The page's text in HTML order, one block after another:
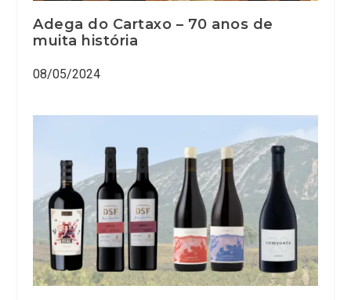
Adega do Cartaxo – 70 anos de
muita história
08/05/2024